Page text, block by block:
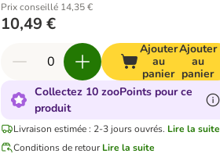
Prix conseillé 14,35 €
10,49 €
Ajouter
au
panier
Ajouter
au
panier
Collectez 10 zooPoints pour ce
produit
Livraison estimée : 2-3 jours ouvrés. Lire la suite
Conditions de retour Lire la suite